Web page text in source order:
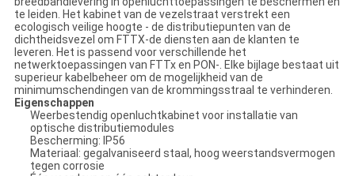
te leiden. Het kabinet van de vezelstraat verstrekt een
ecologisch veilige hoogte - de distributiepunten van de
dichtheidsvezel om FTTX-de diensten aan de klanten te
leveren. Het is passend voor verschillende het
netwerktoepassingen van FTTx en PON-. Elke bijlage bestaat uit
superieur kabelbeheer om de mogelijkheid van de
minimumschendingen van de krommingsstraal te verhinderen.
Eigenschappen
Weerbestendig openluchtkabinet voor installatie van
optische distributiemodules
Bescherming: IP56
Materiaal: gegalvaniseerd staal, hoog weerstandsvermogen
tegen corrosie